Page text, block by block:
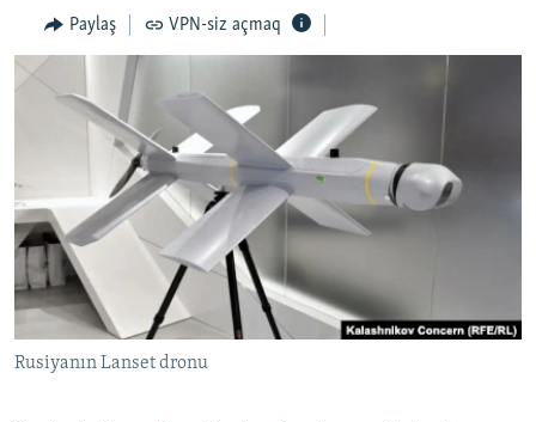
QANUNI DOĞRU
ARAŞDIRMA
MULTIMEDIA
FOTOQALEREYA
İNFOQRAFIKA
KARIKATURA
RADIO ARXIV
OXU ZALI
AZƏRBAYCAN ƏDƏBIYYATI KITABXANASI
İSLAM VƏ DEMOKRATIYA
İZ - MƏDƏNIYYƏT PROQRAMI
HAQQIMIZDA
MISSIYAMIZ
PEŞƏ ETIKASI VƏ JURNALISTIKA STANDARTLARIMIZ
MATERIALLARIMIZDAN ISTIFADƏ
AZADLIQRADIOSU MOBIL TELEFONUNUZDA
BIZI IZLƏ
RFE/RL-in bütün saytları
Paylaş VPN-siz açmaq
Rusiyanın Lanset dronu